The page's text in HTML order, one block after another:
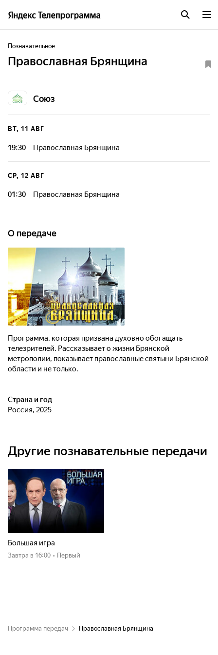
Познавательное
Православная Брянщина
Союз
ВТ, 11 АВГ
19:30 Православная Брянщина
СР, 12 АВГ
01:30 Православная Брянщина
О передаче
Программа, которая призвана духовно обогащать
телезрителей. Рассказывает о жизни Брянской
метрополии, показывает православные святыни Брянской
области и не только.
Страна и год
Россия, 2025
Другие познавательные передачи
Большая игра
Завтра в 16:00 • Первый
Программа передач Православная Брянщина